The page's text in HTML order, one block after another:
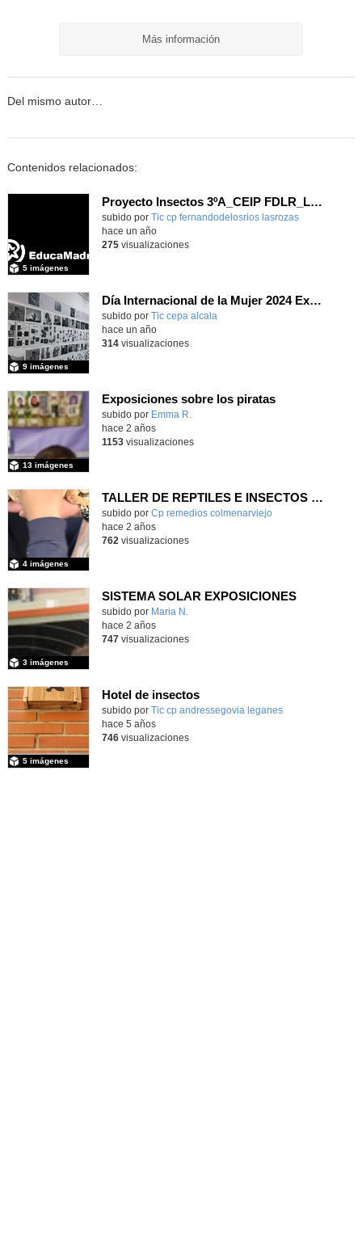
Más información
Del mismo autor…
Contenidos relacionados:
Proyecto Insectos 3ºA_CEIP FDLR_Las Rozas
Contenido educativo.
subido por Tic cp fernandodelosrios lasrozas
5 imágenes
-
hace un año
275visualizaciones
Día Internacional de la Mujer 2024 Exposiciones CEPA
subido por Tic cepa alcala
9 imágenes
hace un año
314visualizaciones
Exposiciones sobre los piratas
Contenido educativo.
subido por Emma R.
13 imágenes
hace 2 años
1153visualizaciones
TALLER DE REPTILES E INSECTOS 3° y 4°
Contenido educativo.
subido por Cp remedios colmenarviejo
4 imágenes
-
hace 2 años
762 visualizaciones
SISTEMA SOLAR EXPOSICIONES
Contenido educativo.
subido por Maria N.
3 imágenes
hace 2 años
747visualizaciones
Hotel de insectos
Contenido educativo.
subido por Tic cp andressegovia leganes
5 imágenes
-
hace 5 años
746visualizaciones